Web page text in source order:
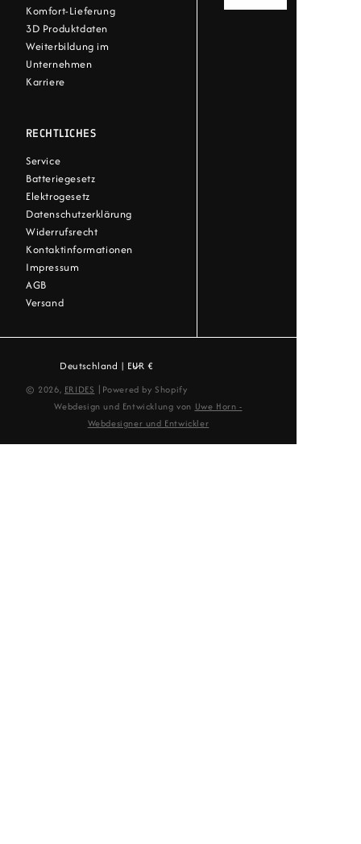
Komfort-Lieferung
3D Produktdaten
Weiterbildung im
Unternehmen
Karriere
RECHTLICHES
Service
Batteriegesetz
Elektrogesetz
Datenschutzerklärung
Widerrufsrecht
Kontaktinformationen
Impressum
AGB
Versand
Deutschland | EUR €
© 2026, ERIDES | Powered by Shopify
Webdesign und Entwicklung von Uwe Horn -
Webdesigner und Entwickler